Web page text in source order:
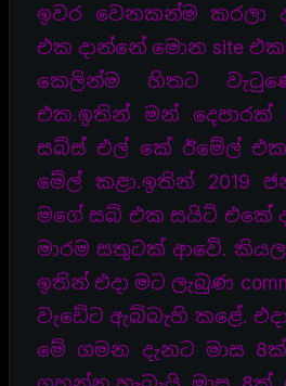
ඉවර වෙනකන්ම කරලා
එක දාන්නේ මොන site
කෙලින්ම හිතට
එක.ඉතින් මන්
සබ්ස් එල් කේ ඊමේල්
මේල් කළා.ඉතින් 2019
මගේ සබ් එක සයිට් එකේ
මාරම සතුටක් ආවේ.
ඉතින් එදා මට ලැබුණ
වැඩේට ඇබ්බැහි කළේ.
මේ ගමන දැනට මාස